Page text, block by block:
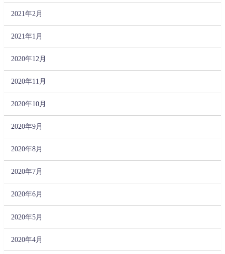
2021年2月
2021年1月
2020年12月
2020年11月
2020年10月
2020年9月
2020年8月
2020年7月
2020年6月
2020年5月
2020年4月